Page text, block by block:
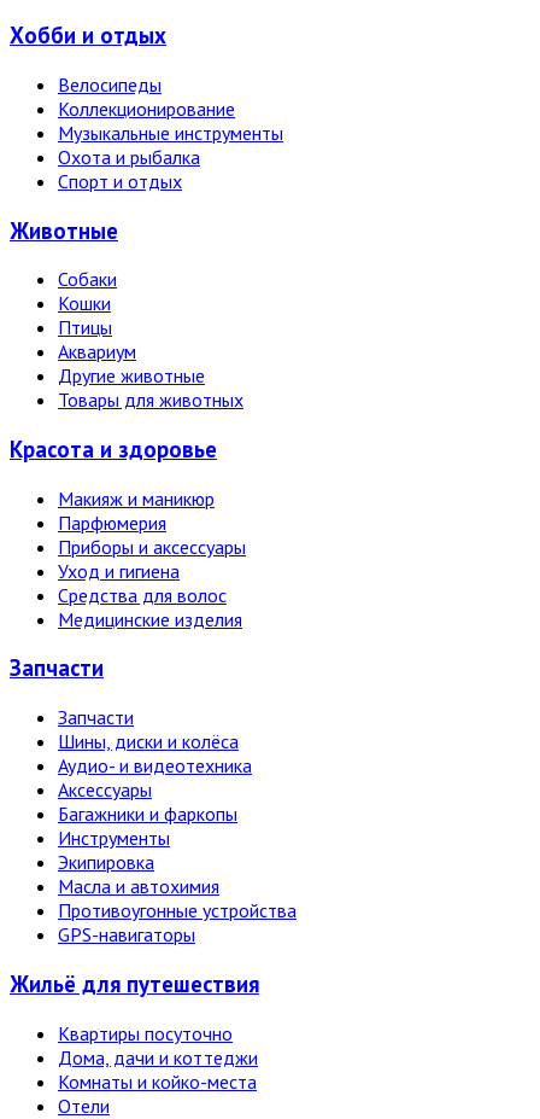
Хобби и отдых
Велосипеды
Коллекционирование
Музыкальные инструменты
Охота и рыбалка
Спорт и отдых
Животные
Собаки
Кошки
Птицы
Аквариум
Другие животные
Товары для животных
Красота и здоровье
Макияж и маникюр
Парфюмерия
Приборы и аксессуары
Уход и гигиена
Средства для волос
Медицинские изделия
Запчасти
Запчасти
Шины, диски и колёса
Аудио- и видеотехника
Аксессуары
Багажники и фаркопы
Инструменты
Экипировка
Масла и автохимия
Противоугонные устройства
GPS-навигаторы
Жильё для путешествия
Квартиры посуточно
Дома, дачи и коттеджи
Комнаты и койко-места
Отели